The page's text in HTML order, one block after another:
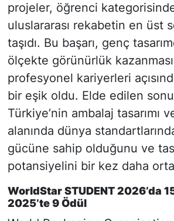
projeler, öğrenci
uluslararası rekabetin en üst
taşıdı. Bu başarı, genç
ölçekte görünürlük
profesyonel kariyerleri
bir eşik oldu. Elde edilen
Türkiye’nin ambalaj tasarımı
alanında dünya
gücüne sahip olduğunu ve
potansiyelini bir kez daha
WorldStar STUDENT 2026’da
2025’te 9 Ödül